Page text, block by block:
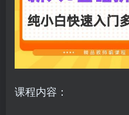
课程内容：